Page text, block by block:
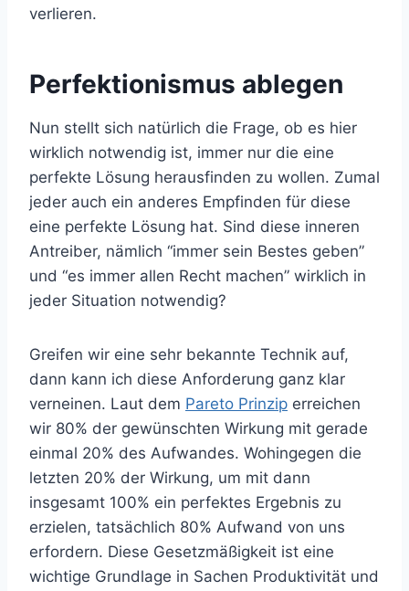
verlieren.
Perfektionismus ablegen
Nun stellt sich natürlich die Frage, ob es hier
wirklich notwendig ist, immer nur die eine
perfekte Lösung herausfinden zu wollen. Zumal
jeder auch ein anderes Empfinden für diese
eine perfekte Lösung hat. Sind diese inneren
Antreiber, nämlich “immer sein Bestes geben”
und “es immer allen Recht machen” wirklich in
jeder Situation notwendig?
Greifen wir eine sehr bekannte Technik auf,
dann kann ich diese Anforderung ganz klar
verneinen. Laut dem Pareto Prinzip erreichen
wir 80% der gewünschten Wirkung mit gerade
einmal 20% des Aufwandes. Wohingegen die
letzten 20% der Wirkung, um mit dann
insgesamt 100% ein perfektes Ergebnis zu
erzielen, tatsächlich 80% Aufwand von uns
erfordern. Diese Gesetzmäßigkeit ist eine
wichtige Grundlage in Sachen Produktivität und